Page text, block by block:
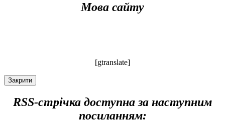
Мова сайту
[gtranslate]
Закрити
RSS-стрічка доступна за наступним
посиланням: